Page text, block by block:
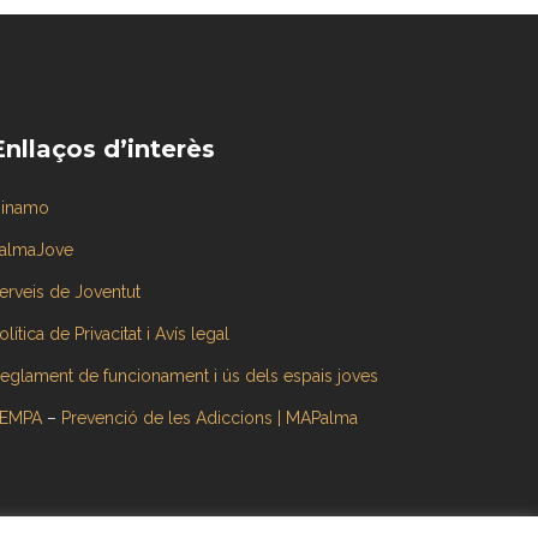
d’interès
de Joventut
de Privacitat i Avís legal
de funcionament i ús dels espais joves
– Prevenció de les Adiccions | MAPalma